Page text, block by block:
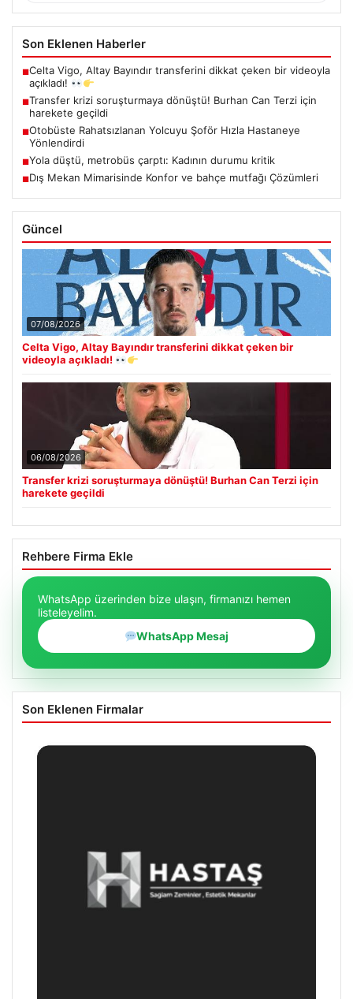
Son Eklenen Haberler
■Celta Vigo, Altay Bayındır transferini dikkat çeken bir videoyla
açıkladı!
■Transfer krizi soruşturmaya dönüştü! Burhan Can Terzi için
harekete geçildi
■Otobüste Rahatsızlanan Yolcuyu Şoför Hızla Hastaneye
Yönlendirdi
■Yola düştü, metrobüs çarptı: Kadının durumu kritik
■Dış Mekan Mimarisinde Konfor ve bahçe mutfağı Çözümleri
Güncel
07/08/2026
Celta Vigo, Altay Bayındır transferini dikkat çeken bir
videoyla açıkladı!
06/08/2026
Transfer krizi soruşturmaya dönüştü! Burhan Can Terzi için
harekete geçildi
Rehbere Firma Ekle
WhatsApp üzerinden bize ulaşın, firmanızı hemen
listeleyelim.
WhatsApp Mesaj
Son Eklenen Firmalar